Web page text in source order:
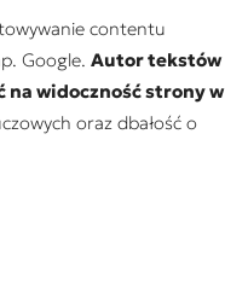
contentu
Google. Autor tekstów
na widoczność strony w
oraz dbałość o